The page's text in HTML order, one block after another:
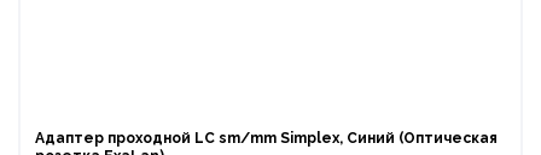
Адаптер проходной LC sm/mm Simplex, Синий (Оптическая